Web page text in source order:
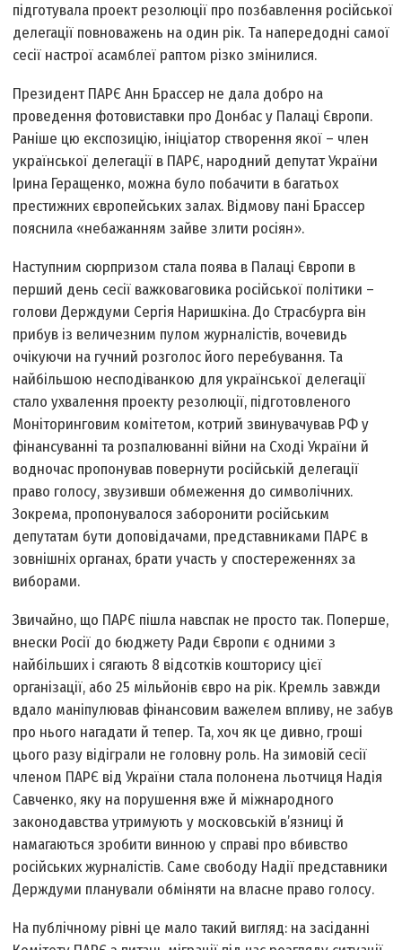
підготувала проект резолюції про позбавлення російської
делегації повноважень на один рік. Та напередодні самої
сесії настрої асамблеї раптом різко змінилися.
Президент ПАРЄ Анн Брассер не дала добро на
проведення фотовиставки про Донбас у Палаці Європи.
Раніше цю експозицію, ініціатор створення якої – член
української делегації в ПАРЄ, народний депутат України
Ірина Геращенко, можна було побачити в багатьох
престижних європейських залах. Відмову пані Брассер
пояснила «небажанням зайве злити росіян».
Наступним сюрпризом стала поява в Палаці Європи в
перший день сесії важковаговика російської політики –
голови Держдуми Сергія Наришкіна. До Страсбурга він
прибув із величезним пулом журналістів, вочевидь
очікуючи на гучний розголос його перебування. Та
найбільшою несподіванкою для української делегації
стало ухвалення проекту резолюції, підготовленого
Моніторинговим комітетом, котрий звинувачував РФ у
фінансуванні та розпалюванні війни на Сході України й
водночас пропонував повернути російській делегації
право голосу, звузивши обмеження до символічних.
Зокрема, пропонувалося заборонити російським
депутатам бути доповідачами, представниками ПАРЄ в
зовнішніх органах, брати участь у спостереженнях за
виборами.
Звичайно, що ПАРЄ пішла нав­спак не просто так. По­перше,
внес­ки Росії до бюджету Ради Європи є одними з
найбільших і сягають 8 відсотків кошторису цієї
організації, або 25 мільйонів євро на рік. Кремль завжди
вдало маніпулював фінансовим важелем впливу, не забув
про нього нагадати й тепер. Та, хоч як це дивно, гроші
цього разу відіграли не головну роль. На зимовій сесії
членом ПАРЄ від України стала полонена льотчиця Надія
Савченко, яку на порушення вже й міжнародного
законодавства утримують у московській в’язниці й
намагаються зробити винною у справі про вбивство
російських журналістів. Саме свободу Надії представники
Держдуми планували обміняти на власне право голосу.
На публічному рівні це мало такий вигляд: на засіданні